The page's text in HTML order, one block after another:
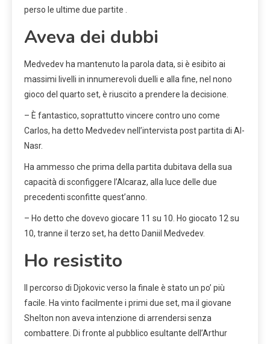
perso le ultime due partite .
Aveva dei dubbi
Medvedev ha mantenuto la parola data, si è esibito ai
massimi livelli in innumerevoli duelli e alla fine, nel nono
gioco del quarto set, è riuscito a prendere la decisione.
– È fantastico, soprattutto vincere contro uno come
Carlos, ha detto Medvedev nell’intervista post partita di Al-
Nasr.
Ha ammesso che prima della partita dubitava della sua
capacità di sconfiggere l’Alcaraz, alla luce delle due
precedenti sconfitte quest’anno.
– Ho detto che dovevo giocare 11 su 10. Ho giocato 12 su
10, tranne il terzo set, ha detto Daniil Medvedev.
Ho resistito
Il percorso di Djokovic verso la finale è stato un po’ più
facile. Ha vinto facilmente i primi due set, ma il giovane
Shelton non aveva intenzione di arrendersi senza
combattere. Di fronte al pubblico esultante dell’Arthur